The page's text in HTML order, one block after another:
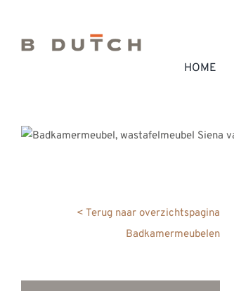
inhoud
HOME
< Terug naar overzichtspagina
Badkamermeubelen